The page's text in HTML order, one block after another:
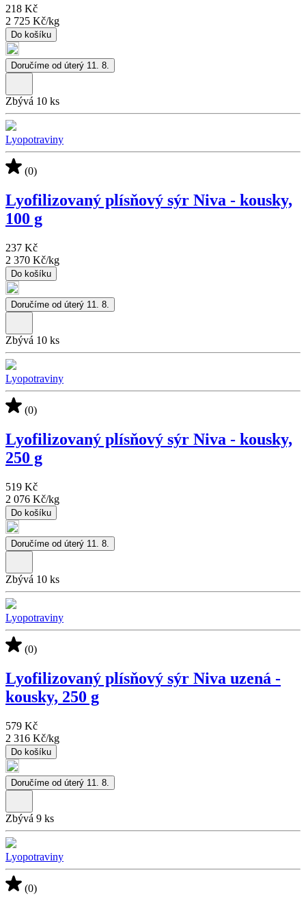
218 Kč
2 725 Kč/kg
Do košíku
Doručíme od úterý 11. 8.
Zbývá 10 ks
Lyopotraviny
(0)
Lyofilizovaný plísňový sýr Niva - kousky,
100 g
237 Kč
2 370 Kč/kg
Do košíku
Doručíme od úterý 11. 8.
Zbývá 10 ks
Lyopotraviny
(0)
Lyofilizovaný plísňový sýr Niva - kousky,
250 g
519 Kč
2 076 Kč/kg
Do košíku
Doručíme od úterý 11. 8.
Zbývá 10 ks
Lyopotraviny
(0)
Lyofilizovaný plísňový sýr Niva uzená -
kousky, 250 g
579 Kč
2 316 Kč/kg
Do košíku
Doručíme od úterý 11. 8.
Zbývá 9 ks
Lyopotraviny
(0)